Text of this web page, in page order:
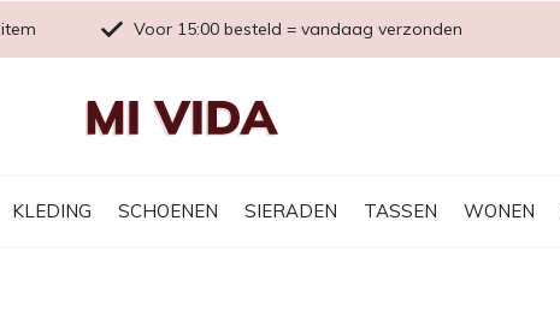
KLEDING SCHOENEN SIERADEN TASSEN WONEN
Voor 15:00 besteld = vandaag verzonden